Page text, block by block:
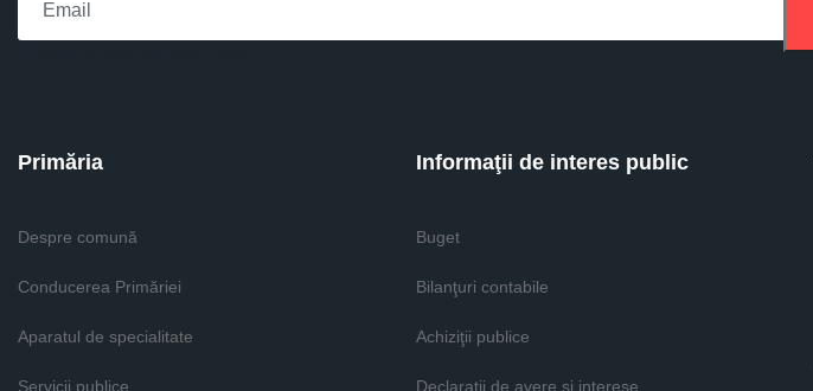
Primăria
Despre comună
Conducerea Primăriei
Aparatul de specialitate
Servicii publice
Informaţii de interes public
Buget
Bilanţuri contabile
Achiziţii publice
Declaratii de avere si interese